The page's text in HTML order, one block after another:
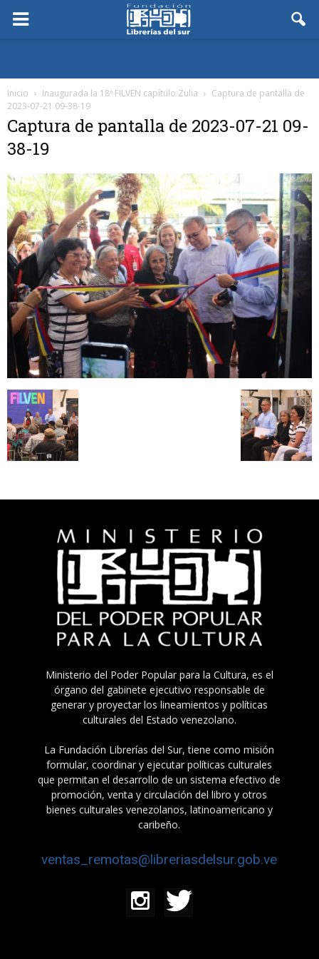
Inicio Inaugurada la 18ª FILVEN capítulo Zulia
Captura de pantalla de
2023-07-21 09-38-19
Captura de pantalla de 2023-07-21 09-
38-19
Ministerio del Poder Popular para la Cultura, es el
órgano del gabinete ejecutivo responsable de
generar y proyectar los lineamientos y políticas
culturales del Estado venezolano.
La Fundación Librerías del Sur, tiene como misión
formular, coordinar y ejecutar políticas culturales
que permitan el desarrollo de un sistema efectivo de
promoción, venta y circulación del libro y otros
bienes culturales venezolanos, latinoamericano y
caribeño.
ventas_remotas@libreriasdelsur.gob.ve